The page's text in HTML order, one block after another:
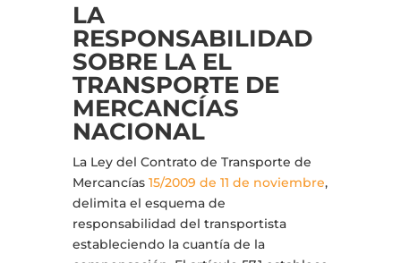
LA
RESPONSABILIDAD
SOBRE LA EL
TRANSPORTE DE
MERCANCÍAS
NACIONAL
La Ley del Contrato de Transporte de
Mercancías 15/2009 de 11 de noviembre,
delimita el esquema de
responsabilidad del transportista
estableciendo la cuantía de la